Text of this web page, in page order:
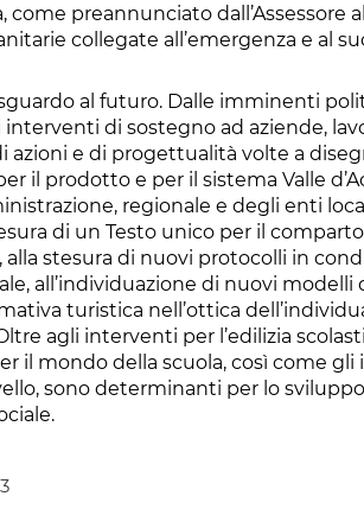
preannunciato dall’Assessore
collegate all’emergenza e al
al futuro. Dalle imminenti
di sostegno ad aziende,
azioni e di progettualità volte a
il prodotto e per il sistema Valle
regionale e degli enti
di un Testo unico per il
stesura di nuovi protocolli in
all’individuazione di nuovi modelli
turistica nell’ottica
agli interventi per l’edilizia
il mondo della scuola, così come gli
sono determinanti per lo